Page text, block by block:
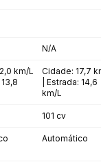
N/A
km/L
13,8
Cidade: 17,7
| Estrada: 14,6
km/L
101 cv
Automático